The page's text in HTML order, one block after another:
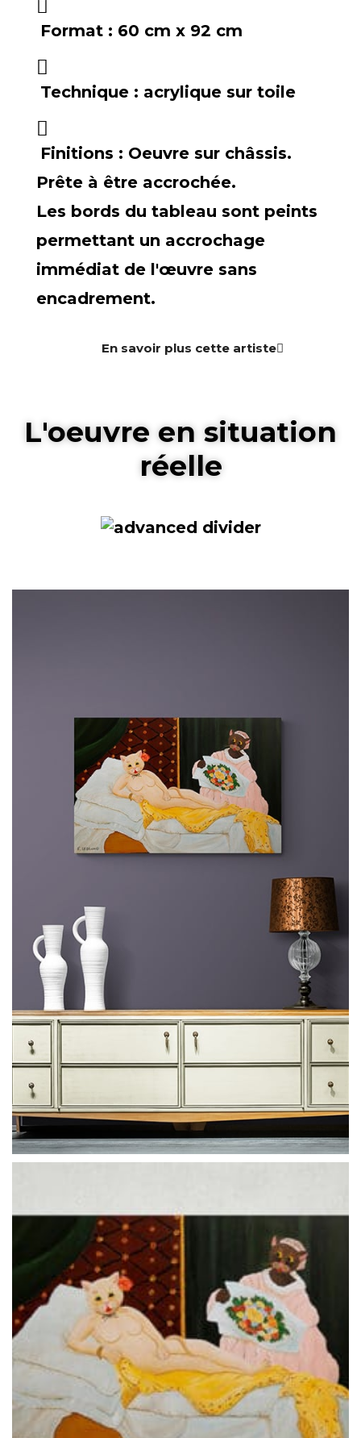
Format : 60 cm x 92 cm
Technique : acrylique sur toile
Finitions : Oeuvre sur châssis.
Prête à être accrochée.
Les bords du tableau sont peints
permettant un accrochage
immédiat de l'œuvre sans
encadrement.
En savoir plus cette artiste
L'oeuvre en situation
réelle